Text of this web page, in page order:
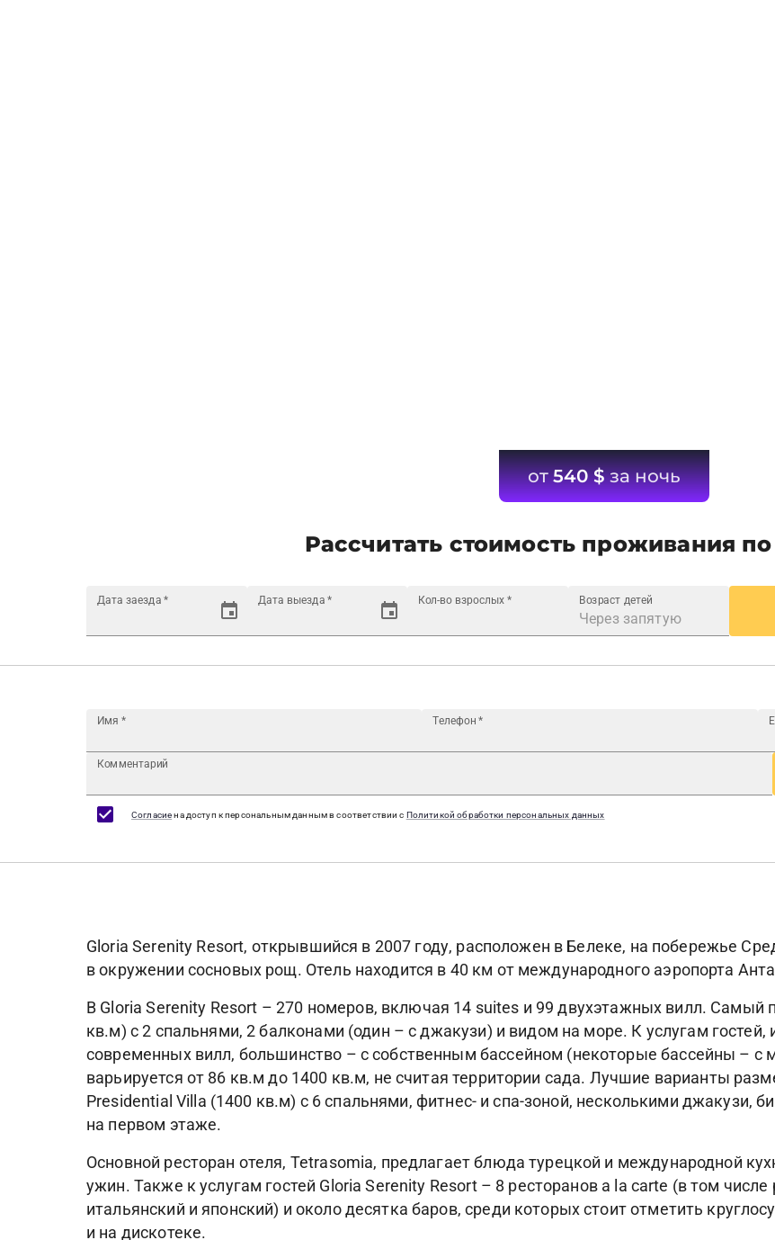
от540 $за ночь
Рассчитать стоимость проживания
Дата заезда * Дата выезда * Кол-во взрослых * Возраст детей
Имя * Телефон *
Комментарий
Согласиена доступ к персональным данным в соответствии с Политикой обработки персональных данных
Gloria Serenity Resort, открывшийся в 2007 году, расположен в Белеке, на побережье
в окружении сосновых рощ. Отель находится в 40 км от международного аэропорта
В Gloria Serenity Resort – 270 номеров, включая 14 suites и 99 двухэтажных вилл. Самый
кв.м) с 2 спальнями, 2 балконами (один – с джакузи) и видом на море. К услугам
современных вилл, большинство – с собственным бассейном (некоторые бассейны – с
варьируется от 86 кв.м до 1400 кв.м, не считая территории сада. Лучшие варианты
Presidential Villa (1400 кв.м) с 6 спальнями, фитнес- и спа-зоной, несколькими джакузи,
на первом этаже.
Основной ресторан отеля, Tetrasomia, предлагает блюда турецкой и международной
ужин. Также к услугам гостей Gloria Serenity Resort – 8 ресторанов a la carte (в том
итальянский и японский) и около десятка баров, среди которых стоит отметить
и на дискотеке.